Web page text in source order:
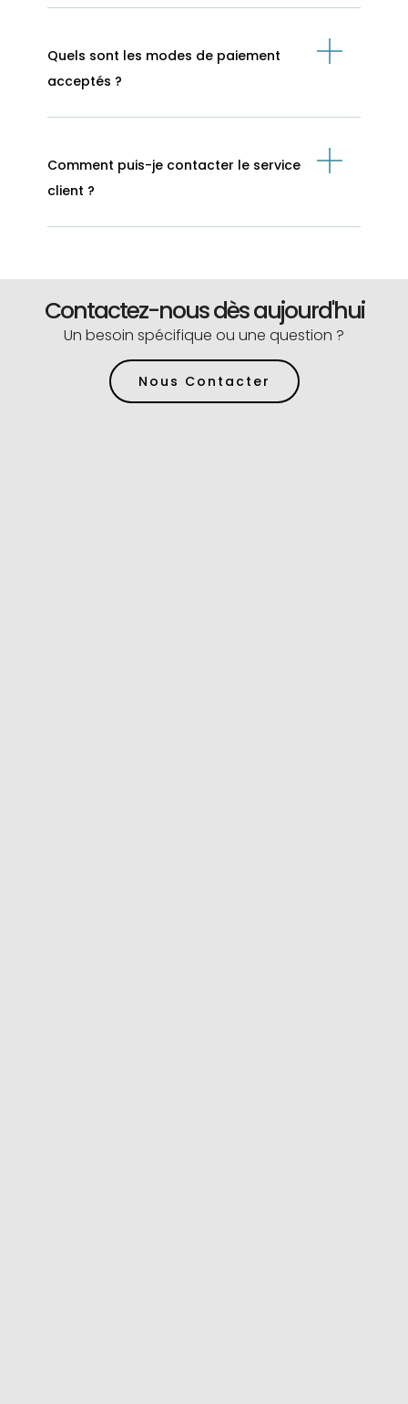
Quels sont les modes de paiement
acceptés ?
Comment puis-je contacter le service
client ?
Contactez-nous dès aujourd'hui
Un besoin spécifique ou une question ?
Nous Contacter